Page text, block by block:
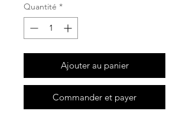
Quantité *
Ajouter au panier
Commander et payer